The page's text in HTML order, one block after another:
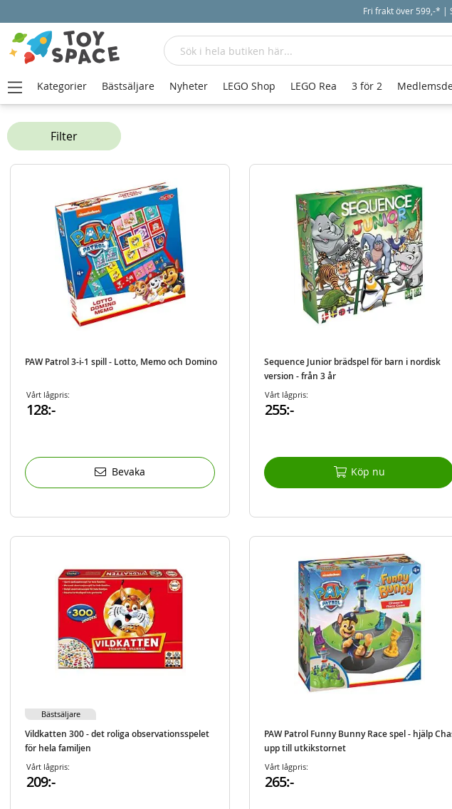
Fri frakt över 599,-* |
Hem Spel Barnspel
Filter
PAW Patrol 3-i-1 spill - Lotto, Memo och Domino
Vårt lågpris:
128:-
Bevaka
Sequence Junior brädspel för barn i nordisk
version - från 3 år
Vårt lågpris:
255:-
Köp nu
Vildkatten 300 - det roliga observationsspelet
för hela familjen
Vårt lågpris:
209:-
Bästsäljare
PAW Patrol Funny Bunny Race spel - hjälp
upp till utkikstornet
Vårt lågpris:
265:-
Sök
Kategorier Bästsäljare Nyheter LEGO Shop LEGO Rea 3 för 2